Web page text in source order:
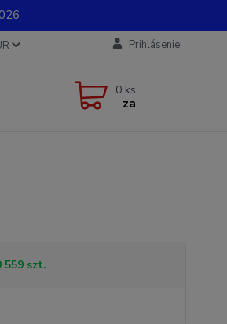
Prihlásenie
0 ks
za
559 szt.